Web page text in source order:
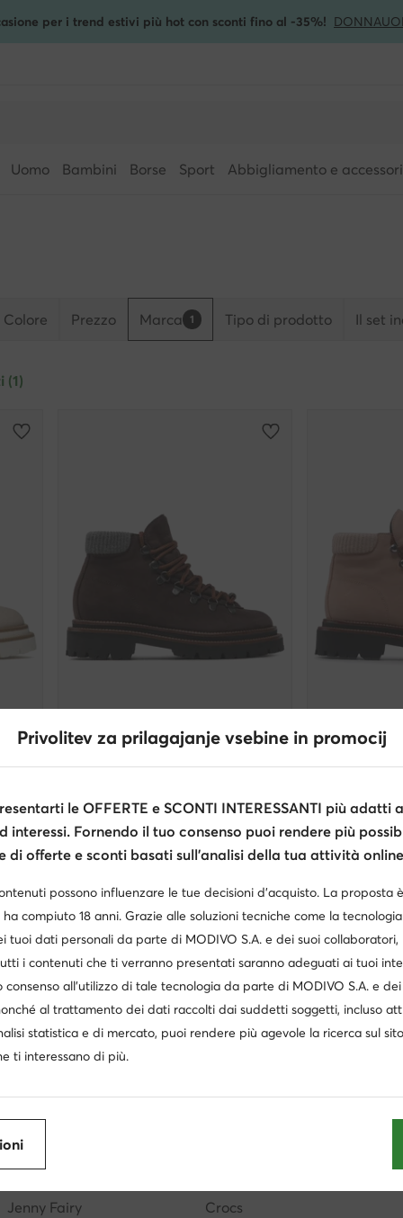
per i trend estivi più hot con sconti fino al -35%! DONNA
Uomo Bambini Borse Sport Abbigliamento e accessori
Colore Prezzo Marca 1 Tipo di prodotto Il set
(1)
Peserico
Peserico
Liu Jo bambina Skechers donna Slip-ins Birkenstock
Zaini Guess donna LOVE Moschino borse
Smith
Geox
Jenny Fairy
Crocs
Privolitev za prilagajanje vsebine in promocij
le OFFERTE e SCONTI INTERESSANTI più adatti
interessi. Fornendo il tuo consenso puoi rendere più
di offerte e sconti basati sull’analisi della tua attività
possono influenzare le tue decisioni d’acquisto. La proposta
compiuto 18 anni. Grazie alle soluzioni tecniche come la
tuoi dati personali da parte di MODIVO S.A. e dei suoi collaboratori,
i contenuti che ti verranno presentati saranno adeguati ai tuoi
consenso all’utilizzo di tale tecnologia da parte di MODIVO S.A. e
al trattamento dei dati raccolti dai suddetti soggetti, incluso
statistica e di mercato, puoi rendere più agevole la ricerca sul
ti interessano di più.